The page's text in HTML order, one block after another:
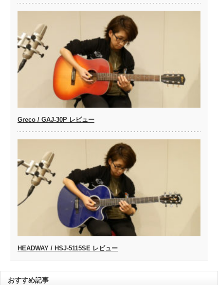
Greco / GAJ-30P レビュー
HEADWAY / HSJ-5115SE レビュー
おすすめ記事